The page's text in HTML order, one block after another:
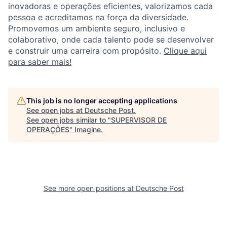
inovadoras e operações eficientes, valorizamos cada
pessoa e acreditamos na força da diversidade.
Promovemos um ambiente seguro, inclusivo e
colaborativo, onde cada talento pode se desenvolver
e construir uma carreira com propósito. Clique aqui
para saber mais!
This job is no longer accepting applications
See open jobs at Deutsche Post.
See open jobs similar to "SUPERVISOR DE
OPERAÇÕES" Imagine.
See more open positions at Deutsche Post